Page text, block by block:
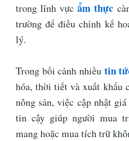
trong lĩnh vựcẩm thực
trường để điều chỉnh kế
lý.
Trong bối cảnh nhiều tin
hóa, thời tiết và xuất khẩu
nông sản, việc cập nhật
tin cậy giúp người mua
mang hoặc mua tích trữ